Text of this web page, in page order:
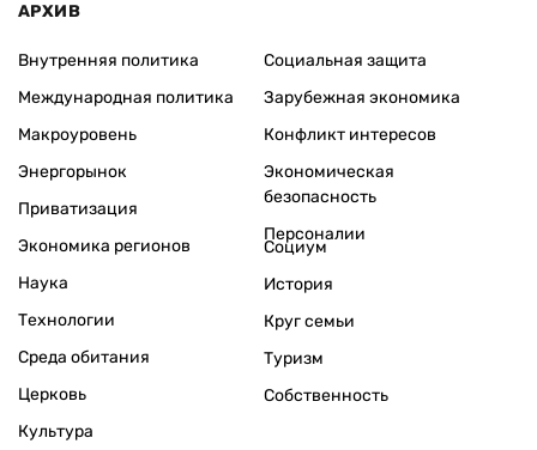
АРХИВ
Внутренняя политика
Международная политика
Макроуровень
Энергорынок
Приватизация
Экономика регионов
Социальная защита
Зарубежная экономика
Конфликт интересов
Экономическая
безопасность
Персоналии
Наука
Технологии
Среда обитания
Церковь
Культура
Социум
История
Круг семьи
Туризм
Собственность